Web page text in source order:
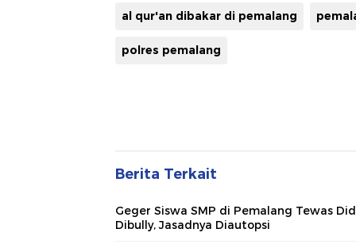
al qur'an dibakar di pemalang
polres pemalang
Berita Terkait
Geger Siswa SMP di Pemalang Tewas
Dibully, Jasadnya Diautopsi